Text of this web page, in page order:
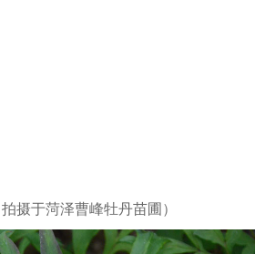
摄于菏泽曹峰牡丹苗圃）